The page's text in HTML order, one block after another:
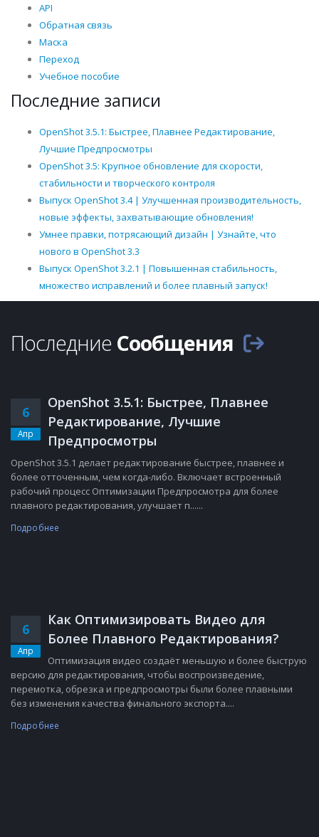
API
Обратная связь
Маска
Переход
Учебное пособие
Последние записи
OpenShot 3.5.1: Быстрее, Плавнее Редактирование,
Лучшие Предпросмотры
OpenShot 3.5: Крупное обновление для скорости,
стабильности и творческого контроля
Выпуск OpenShot 3.4 | Улучшенная производительность,
новые эффекты, захватывающие обновления!
Умнее правки, потрясающий дизайн | Узнайте, что
нового в OpenShot 3.3
Выпуск OpenShot 3.2.1 | Повышенная стабильность,
множество исправлений и более плавный запуск!
Последние Сообщения
6
Апр
OpenShot 3.5.1: Быстрее, Плавнее
Редактирование, Лучшие
Предпросмотры
OpenShot 3.5.1 делает редактирование быстрее, плавнее и
более отточенным, чем когда-либо. Включает встроенный
рабочий процесс Оптимизации Предпросмотра для более
плавного редактирования, улучшает п......
Подробнее
6
Апр
Как Оптимизировать Видео для
Более Плавного Редактирования?
Оптимизация видео создаёт меньшую и более быструю
версию для редактирования, чтобы воспроизведение,
перемотка, обрезка и предпросмотры были более плавными
без изменения качества финального экспорта....
Подробнее